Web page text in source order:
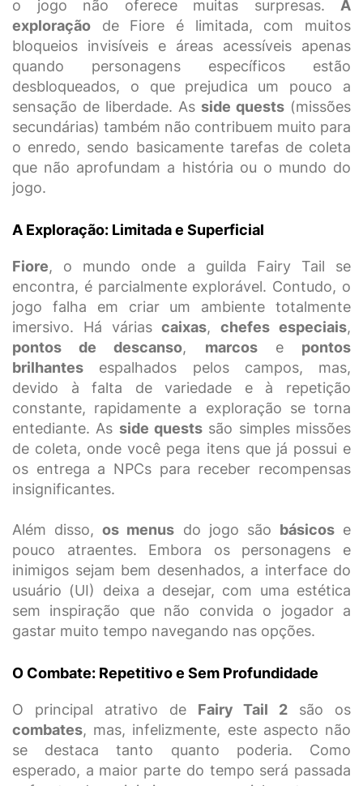
o jogo não oferece muitas surpresas. A
exploração de Fiore é limitada, com muitos
bloqueios invisíveis e áreas acessíveis apenas
quando personagens específicos estão
desbloqueados, o que prejudica um pouco a
sensação de liberdade. As side quests (missões
secundárias) também não contribuem muito para
o enredo, sendo basicamente tarefas de coleta
que não aprofundam a história ou o mundo do
jogo.
A Exploração: Limitada e Superficial
Fiore, o mundo onde a guilda Fairy Tail se
encontra, é parcialmente explorável. Contudo, o
jogo falha em criar um ambiente totalmente
imersivo. Há váriascaixas,chefes especiais,
pontos de descanso, marcose pontos
brilhantes espalhados pelos campos, mas,
devido à falta de variedade e à repetição
constante, rapidamente a exploração se torna
entediante. As side quests são simples missões
de coleta, onde você pega itens que já possui e
os entrega a NPCs para receber recompensas
insignificantes.
Além disso,os menus do jogo são básicose
pouco atraentes. Embora os personagens e
inimigos sejam bem desenhados, a interface do
usuário (UI) deixa a desejar, com uma estética
sem inspiração que não convida o jogador a
gastar muito tempo navegando nas opções.
O Combate: Repetitivo e Sem Profundidade
O principal atrativo de Fairy Tail 2 são os
combates, mas, infelizmente, este aspecto não
se destaca tanto quanto poderia. Como
esperado, a maior parte do tempo será passada